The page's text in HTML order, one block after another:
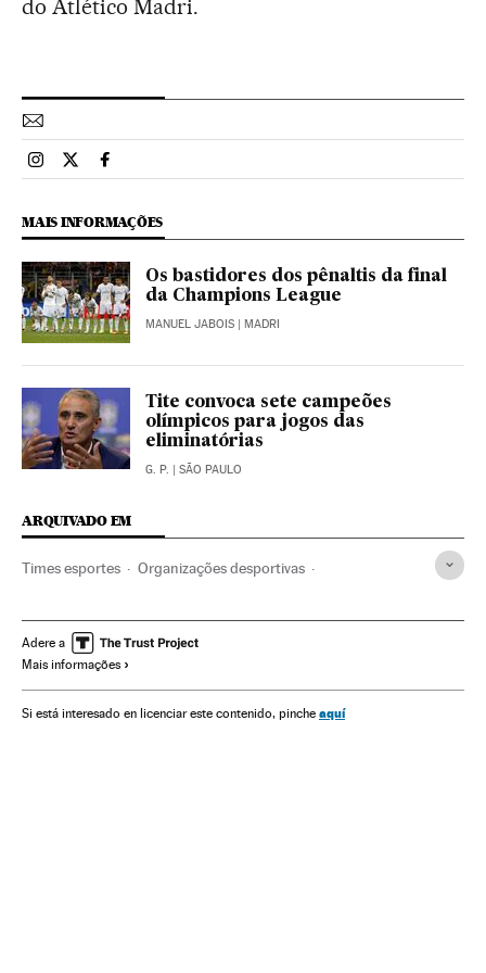
do Atlético Madri.
Esportes El País Brasil en Instagram
Esportes El País Brasil en Twitter
Esportes El País Brasil en Facebook
MAIS INFORMAÇÕES
Os bastidores dos pênaltis da final
da Champions League
MANUEL JABOIS | MADRI
Tite convoca sete campeões
olímpicos para jogos das
eliminatórias
G. P. | SÃO PAULO
ARQUIVADO EM
Times esportes Organizações desportivas
Campeonato espanhol Real Madrid
La Liga Liga futebol
Champions League Futebol Competições Esportes
Adere a
Mais informações
Si está interesado en licenciar este contenido, pinche aquí